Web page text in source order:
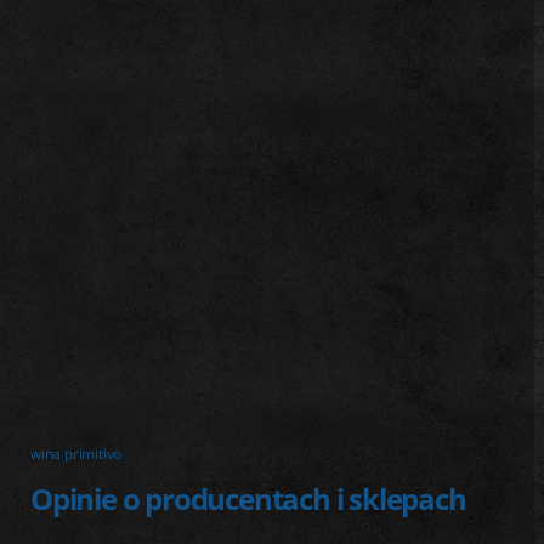
wina primitivo
Opinie o producentach i sklepach